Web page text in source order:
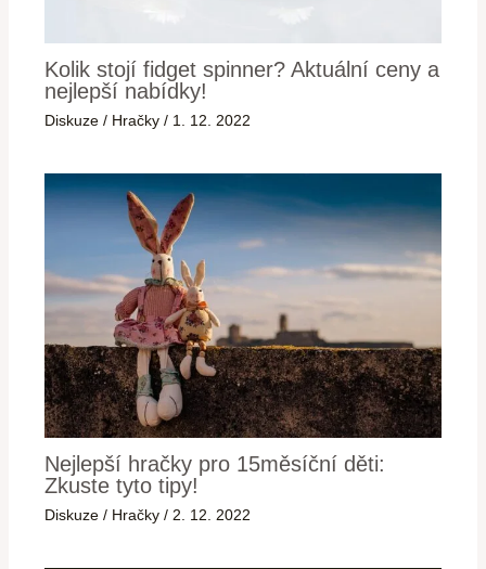
Kolik stojí fidget spinner? Aktuální ceny a
nejlepší nabídky!
Diskuze / Hračky / 1. 12. 2022
Nejlepší hračky pro 15měsíční děti:
Zkuste tyto tipy!
Diskuze / Hračky / 2. 12. 2022